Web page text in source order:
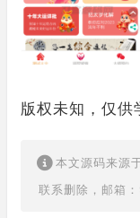
版权未知，仅供
本文源码来源
联系删除，邮箱